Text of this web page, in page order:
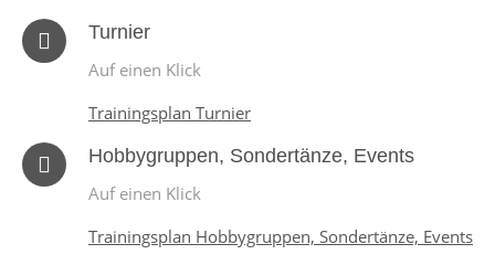
Turnier
Auf einen Klick
Trainingsplan Turnier
Hobbygruppen, Sondertänze, Events
Auf einen Klick
Trainingsplan Hobbygruppen, Sondertänze, Events